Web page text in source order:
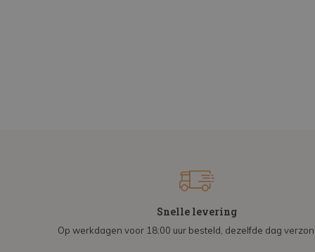
Snelle levering
Op werkdagen voor 18:00 uur besteld, dezelfde dag